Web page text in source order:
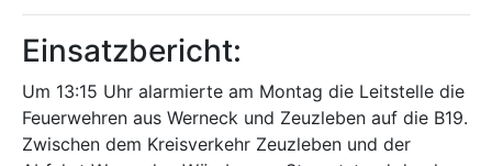
Einsatzbericht:
Um 13:15 Uhr alarmierte am Montag die Leitstelle die
Feuerwehren aus Werneck und Zeuzleben auf die B19.
Zwischen dem Kreisverkehr Zeuzleben und der